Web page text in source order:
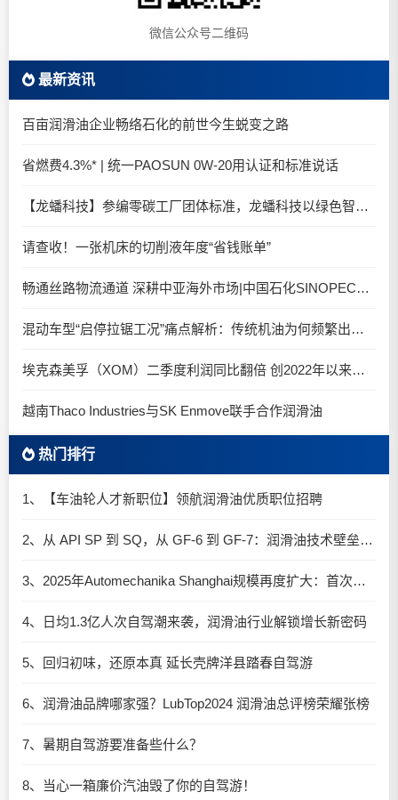
微信公众号二维码
最新资讯
百亩润滑油企业畅络石化的前世今生蜕变之路
省燃费4.3%* | 统一PAOSUN 0W-20用认证和标准说话
【龙蟠科技】参编零碳工厂团体标准，龙蟠科技以绿色智造锚定零碳未来
请查收！一张机床的切削液年度“省钱账单”
畅通丝路物流通道 深耕中亚海外市场|中国石化SINOPEC润滑油北京-阿拉木图图定班列顺利抵达
混动车型“启停拉锯工况”痛点解析：传统机油为何频繁出现油泥堆积？
埃克森美孚（XOM）二季度利润同比翻倍 创2022年以来新高
越南Thaco Industries与SK Enmove联手合作润滑油
热门排行
1、【车油轮人才新职位】领航润滑油优质职位招聘
2、从 API SP 到 SQ，从 GF-6 到 GF-7：润滑油技术壁垒再升高，你准备好了吗？
3、2025年Automechanika Shanghai规模再度扩大：首次启用国家会展中心（上海）全部15个展馆
4、日均1.3亿人次自驾潮来袭，润滑油行业解锁增长新密码​
5、回归初味，还原本真 延长壳牌洋县踏春自驾游
6、润滑油品牌哪家强？LubTop2024 润滑油总评榜荣耀张榜
7、暑期自驾游要准备些什么？
8、当心一箱廉价汽油毁了你的自驾游！